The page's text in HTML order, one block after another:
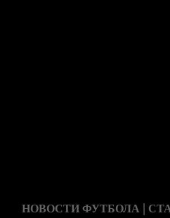
НОВОСТИ ФУТБОЛА |